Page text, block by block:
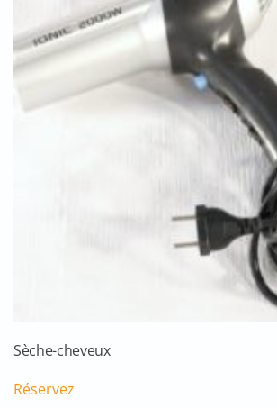
Sèche-cheveux
Réservez